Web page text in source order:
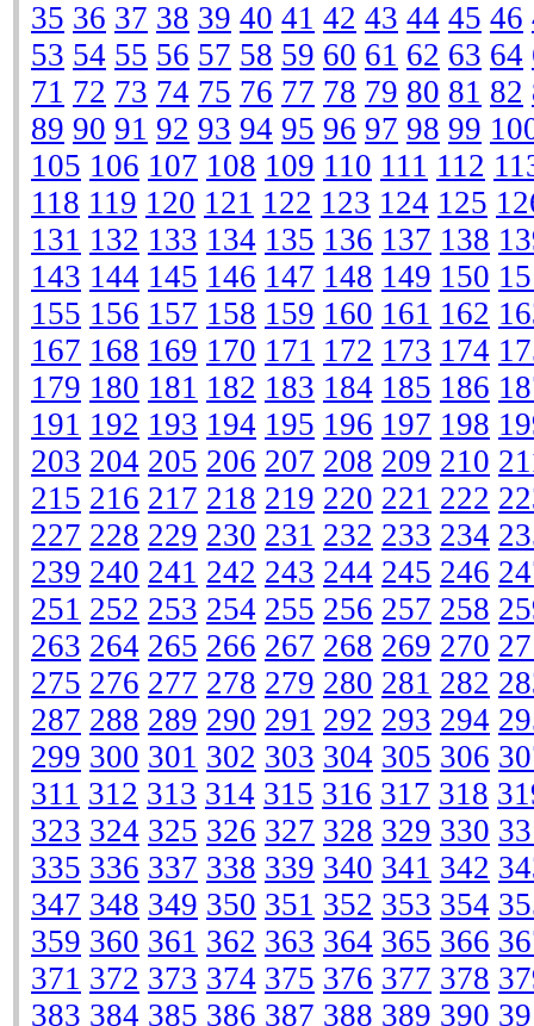
35 36 37 38 39 40 41 42 43 44 45 46
53 54 55 56 57 58 59 60 61 62 63 64
71 72 73 74 75 76 77 78 79 80 81 82
89 90 91 92 93 94 95 96 97 98 99
105 106 107 108 109 110 111 112
118 119 120 121 122 123 124 125
131 132 133 134 135 136 137 138
143 144 145 146 147 148 149 150
155 156 157 158 159 160 161 162
167 168 169 170 171 172 173 174
179 180 181 182 183 184 185 186
191 192 193 194 195 196 197 198
203 204 205 206 207 208 209 210
215 216 217 218 219 220 221 222
227 228 229 230 231 232 233 234
239 240 241 242 243 244 245 246
251 252 253 254 255 256 257 258
263 264 265 266 267 268 269 270
275 276 277 278 279 280 281 282
287 288 289 290 291 292 293 294
299 300 301 302 303 304 305 306
311 312 313 314 315 316 317 318
323 324 325 326 327 328 329 330
335 336 337 338 339 340 341 342
347 348 349 350 351 352 353 354
359 360 361 362 363 364 365 366
371 372 373 374 375 376 377 378
383 384 385 386 387 388 389 390